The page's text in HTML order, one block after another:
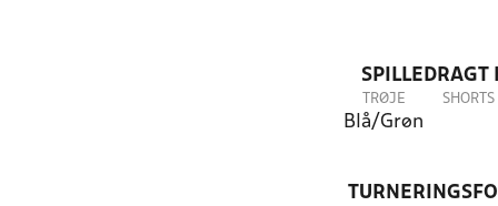
SPILLEDRAGT
TRØJE
Blå/Grøn
SHORTS